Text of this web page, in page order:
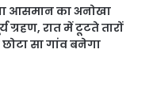
आसमान का अनोखा
ग्रहण, रात में टूटते तारों
सा गांव बनेगा